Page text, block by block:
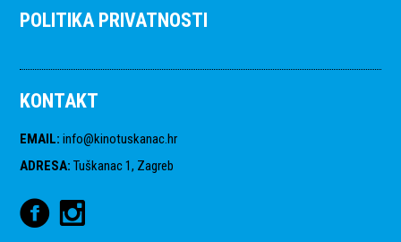
POLITIKA PRIVATNOSTI
KONTAKT
EMAIL: info@kinotuskanac.hr
ADRESA: Tuškanac 1, Zagreb